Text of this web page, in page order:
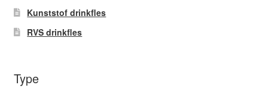
Kunststof drinkfles
RVS drinkfles
Type